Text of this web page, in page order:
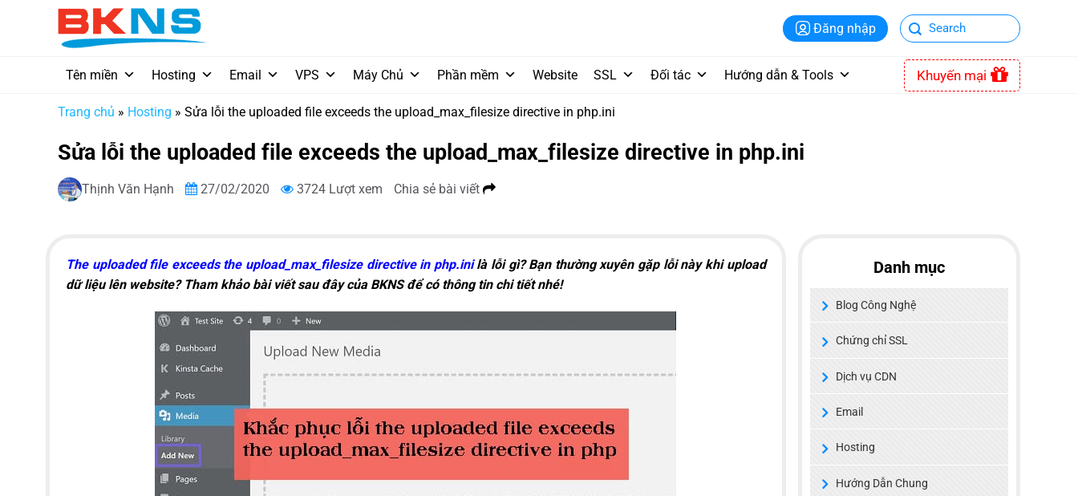
Đăng nhập
Tên miền Hosting Email VPS Máy Chủ Phần mềm Website SSL Đối tác Hướng dẫn & Tools Khuyến mại
Trang chủ » Hosting » Sửa lỗi the uploaded file exceeds the upload_max_filesize directive in php.ini
Sửa lỗi the uploaded file exceeds the upload_max_filesize directive in php.ini
Thịnh Văn Hạnh 27/02/2020 3724 Lượt xem Chia sẻ bài viết
The uploaded file exceeds the upload_max_filesize directive in php.inilà lỗi gì? Bạn thường xuyên gặp lỗi này khi upload
dữ liệu lên website? Tham khảo bài viết sau đây của BKNS để có thông tin chi tiết nhé!
Danh mục
Blog Công Nghệ
Chứng chỉ SSL
Dịch vụ CDN
Email
Hosting
Hướng Dẫn Chung